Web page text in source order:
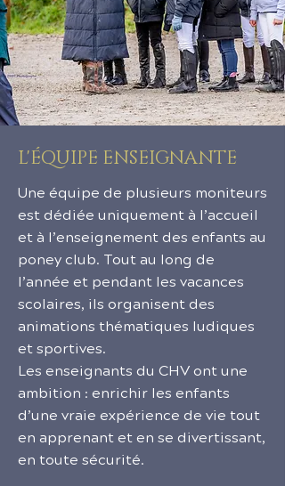
L'ÉQUIPE ENSEIGNANTE
Une équipe de plusieurs moniteurs
est dédiée uniquement à l’accueil
et à l’enseignement des enfants au
poney club. Tout au long de
l’année et pendant les vacances
scolaires, ils organisent des
animations thématiques ludiques
et sportives.
Les enseignants du CHV ont une
ambition : enrichir les enfants
d’une vraie expérience de vie tout
en apprenant et en se divertissant,
en toute sécurité.